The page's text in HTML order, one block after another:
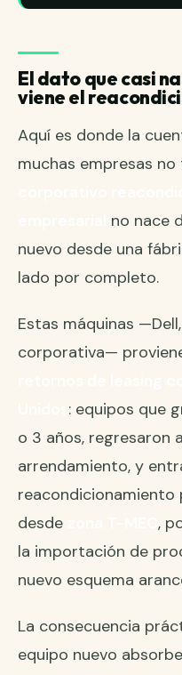
El dato que casi
viene el
Aquí es donde la
muchas empresas no
no nace
nuevo desde una
lado por completo.
Estas máquinas
corporativa—
: equipos que
o 3 años, regresaron
arrendamiento, y
reacondicionamiento
desde
,
la importación de
nuevo esquema
La consecuencia
equipo nuevo